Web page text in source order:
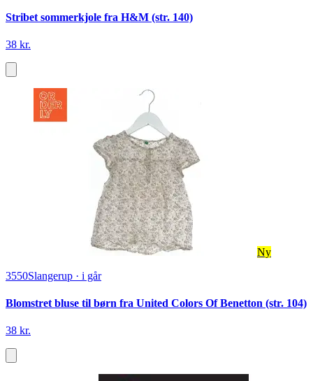
Stribet sommerkjole fra H&M (str. 140)
38 kr.
Ny
3550Slangerup · i går
Blomstret bluse til børn fra United Colors Of Benetton (str. 104)
38 kr.